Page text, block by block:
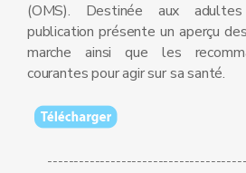
(OMS). Destinée aux
publication présente un aperçu
marche ainsi que les
courantes pour agir sur sa santé.